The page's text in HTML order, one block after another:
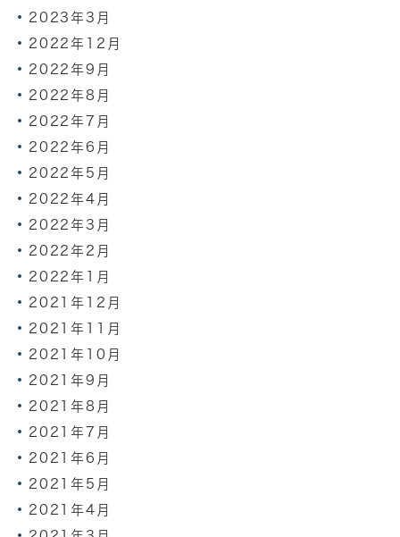
2023年3月
2022年12月
2022年9月
2022年8月
2022年7月
2022年6月
2022年5月
2022年4月
2022年3月
2022年2月
2022年1月
2021年12月
2021年11月
2021年10月
2021年9月
2021年8月
2021年7月
2021年6月
2021年5月
2021年4月